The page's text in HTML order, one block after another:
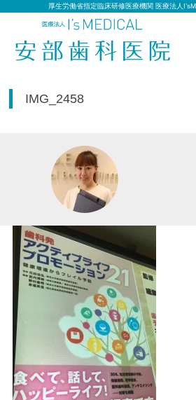
厚生労働省指定臨床研修医療機関 医療法人
IMG_2458